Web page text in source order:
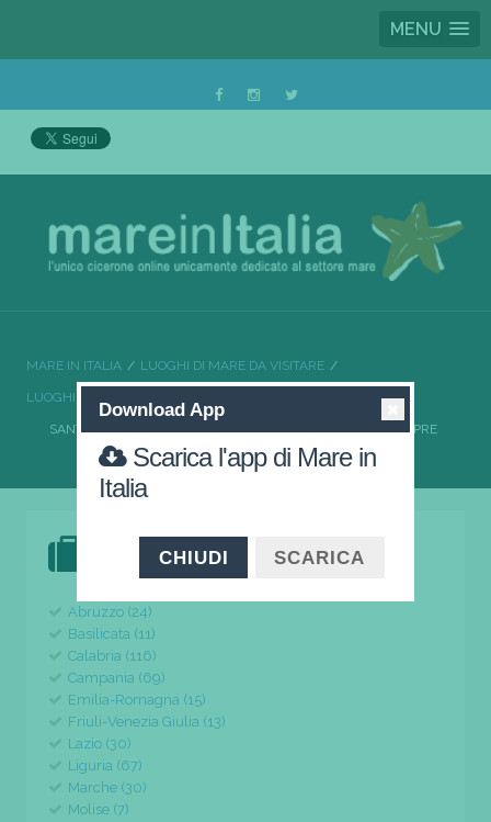
MENU
MARE IN ITALIA LUOGHI DI MARE DA VISITARE
LUOGHI DI MARE DA VISITARE LIGURIA
SANTA MARGHERITA LIGURE TUTTO QUELLO CHE HAI SEMPRE
DESIDERATO
DOVE VAI IN VACANZA?
il tuo viaggio parte da qui
Abruzzo (24)
Basilicata (11)
Calabria (116)
Campania (69)
Emilia-Romagna (15)
Friuli-Venezia Giulia (13)
Lazio (30)
Liguria (67)
Marche (30)
Molise (7)
Download App
Scarica l'app di Mare in
Italia
CHIUDI SCARICA